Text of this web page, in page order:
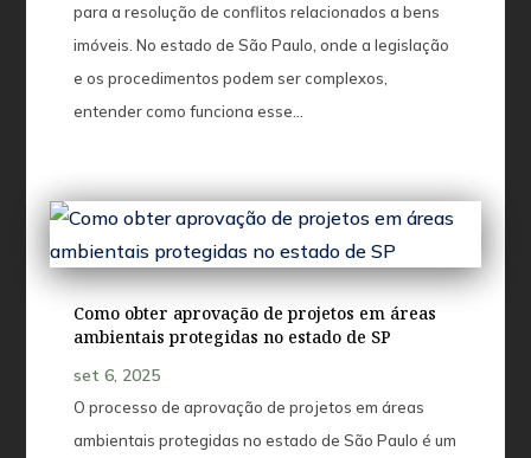
para a resolução de conflitos relacionados a bens
imóveis. No estado de São Paulo, onde a legislação
e os procedimentos podem ser complexos,
entender como funciona esse...
Como obter aprovação de projetos em áreas
ambientais protegidas no estado de SP
set 6, 2025
O processo de aprovação de projetos em áreas
ambientais protegidas no estado de São Paulo é um